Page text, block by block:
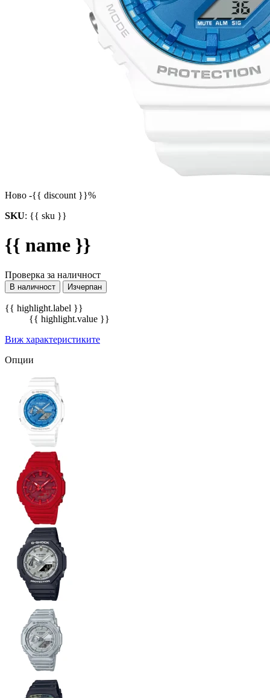
Ново -{{ discount }}%
SKU: {{ sku }}
{{ name }}
Проверка за наличност
В наличност Изчерпан
{{ highlight.label }}
{{ highlight.value }}
Виж характеристиките
Опции